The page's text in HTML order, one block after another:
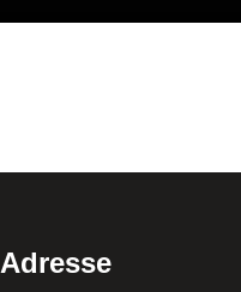
Adresse